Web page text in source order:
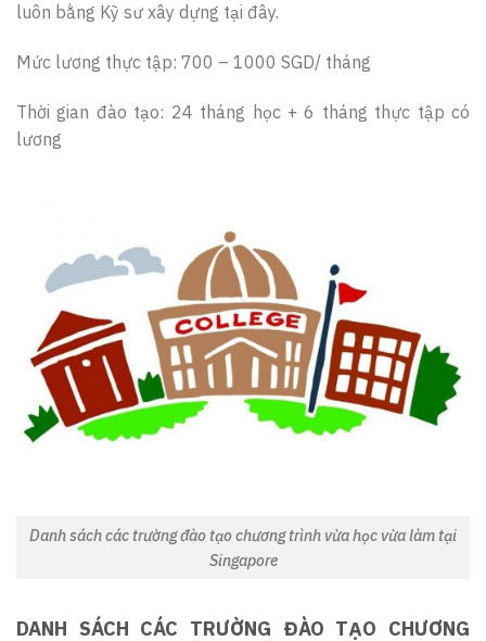
luôn bằng Kỹ sư xây dựng tại đây.
Mức lương thực tập: 700 – 1000 SGD/ tháng
Thời gian đào tạo: 24 tháng học + 6 tháng thực tập có
lương
Danh sách các trường đào tạo chương trình vừa học vừa làm tại
Singapore
DANH SÁCH CÁC TRƯỜNG ĐÀO TẠO CHƯƠNG